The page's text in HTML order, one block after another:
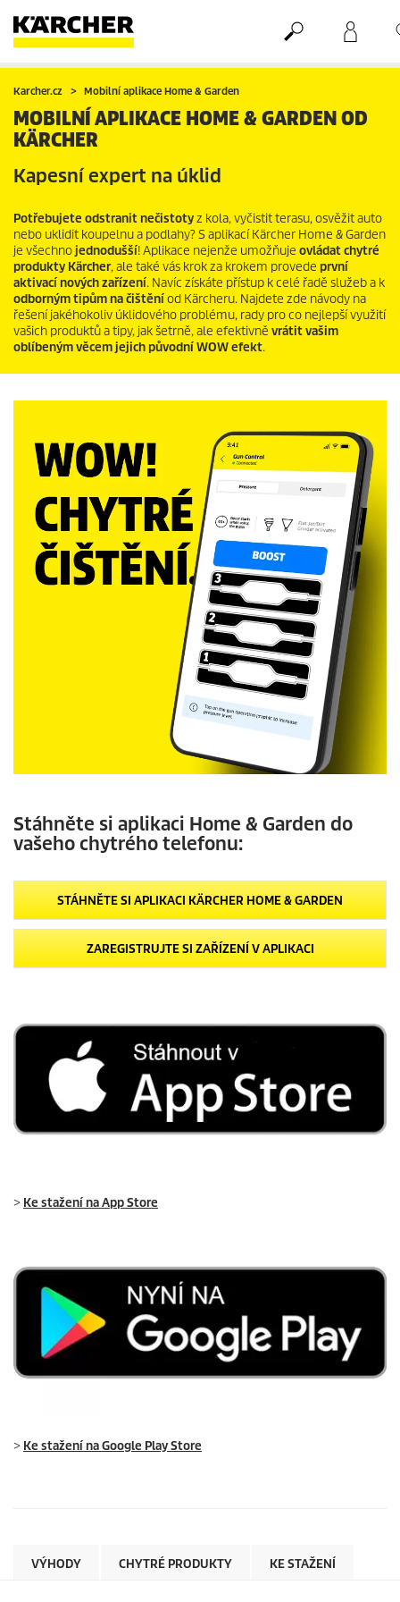
Nákupní košík
Seznam oblíbených produktů
Karcher.cz Mobilní aplikace Home & Garden
MOBILNÍ APLIKACE HOME & GARDEN OD
KÄRCHER
Kapesní expert na úklid
Potřebujete odstranit nečistotyz kola, vyčistit terasu, osvěžit auto
nebo uklidit koupelnu a podlahy? S aplikací Kärcher Home & Garden
je všechnojednodušší! Aplikace nejenže umožňuje ovládat chytré
produkty Kärcher, ale také vás krok za krokem provede první
aktivací nových zařízení. Navíc získáte přístup k celé řadě služeb a k
odborným tipům na čištěníod Kärcheru. Najdete zde návody na
řešení jakéhokoliv úklidového problému, rady pro co nejlepší využití
vašich produktů a tipy, jak šetrně, ale efektivně vrátit vašim
oblíbeným věcem jejich původní WOW efekt.
Stáhněte si aplikaci Home & Garden do
vašeho chytrého telefonu:
STÁHNĚTE SI APLIKACI KÄRCHER HOME & GARDEN
ZAREGISTRUJTE SI ZAŘÍZENÍ V APLIKACI
> Ke stažení na App Store
> Ke stažení na Google Play Store
VÝHODY CHYTRÉ PRODUKTY KE STAŽENÍ